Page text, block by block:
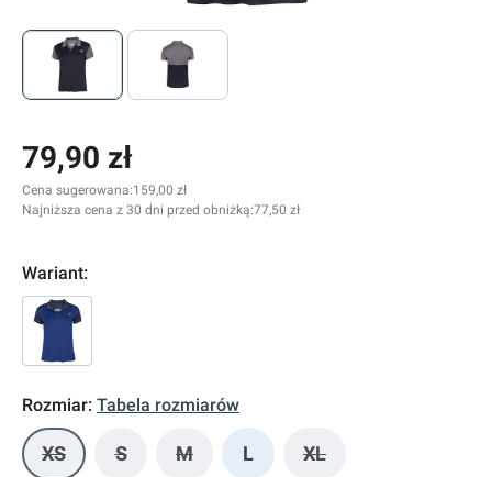
79,90 zł
Cena sugerowana:159,00 zł
Najniższa cena z 30 dni przed obniżką:77,50 zł
Wariant:
Rozmiar: Tabela rozmiarów
XS(Ta opcja jest obecnie niedostępna.)
S(Ta opcja jest obecnie niedostępna.)
M(Ta opcja jest obecnie niedostępna.)
L XL(Ta opcja jest